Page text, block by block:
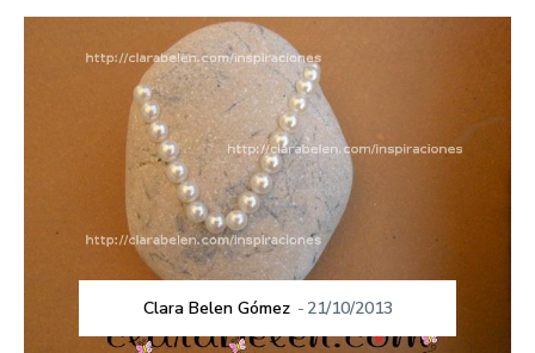
Clara Belen Gómez - 21/10/2013